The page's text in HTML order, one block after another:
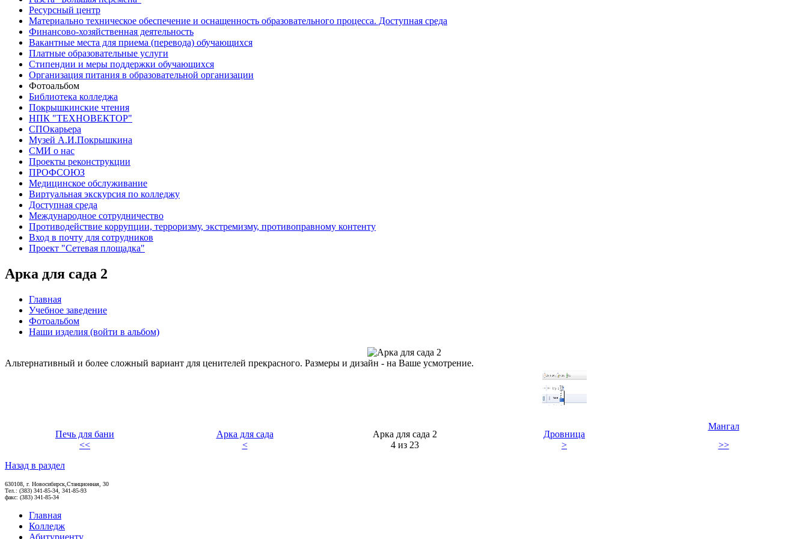
Ресурсный центр
Материально техническое обеспечение и оснащенность образовательного процесса. Доступная среда
Финансово-хозяйственная деятельность
Вакантные места для приема (перевода) обучающихся
Платные образовательные услуги
Стипендии и меры поддержки обучающихся
Организация питания в образовательной организации
Фотоальбом
Библиотека колледжа
Покрышкинские чтения
НПК "ТЕХНОВЕКТОР"
СПОкарьера
Музей А.И.Покрышкина
СМИ о нас
Проекты реконструкции
ПРОФСОЮЗ
Медицинское обслуживание
Виртуальная экскурсия по колледжу
Доступная среда
Международное сотрудничество
Противодействие коррупции, терроризму, экстремизму, противоправному контенту
Вход в почту для сотрудников
Проект "Сетевая площадка"
Арка для сада 2
Главная
Учебное заведение
Фотоальбом
Наши изделия (войти в альбом)
Альтернативный и более сложный вариант для ценителей прекрасного. Размеры и дизайн - на Ваше усмотрение.
Печь для бани Арка для сада Арка для сада 2 Дровница
Мангал
<<
< 4 из 23 >
>>
Назад в раздел
630108, г. Новосибирск,Станционная, 30
Тел.: (383) 341-85-34, 341-85-93
факс: (383) 341-85-34
Главная
Колледж